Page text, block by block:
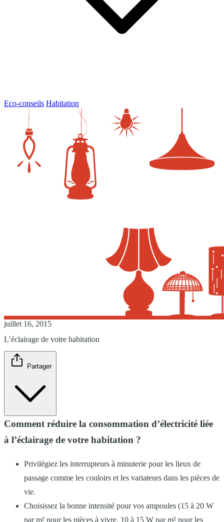
Eco-conseils Habitation
juillet 16, 2015
L’éclairage de votre habitation
Partager
Comment réduire la consommation d’électricité liée
à l’éclairage de votre habitation ?
Privilégiez les interrupteurs à minuterie pour les lieux de
passage comme les couloirs et les variateurs dans les pièces de
vie.
Choisissez la bonne intensité pour vos ampoules (15 à 20 W
par m² pour les pièces à vivre, 10 à 15 W par m² pour les